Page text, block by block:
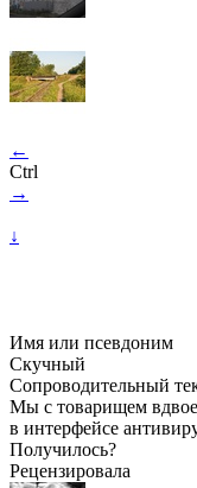
←
Ctrl
→
↓
Имя или псевдоним
Скучный
Сопроводительный
Мы с товарищем
в интерфейсе
Получилось?
Рецензировала